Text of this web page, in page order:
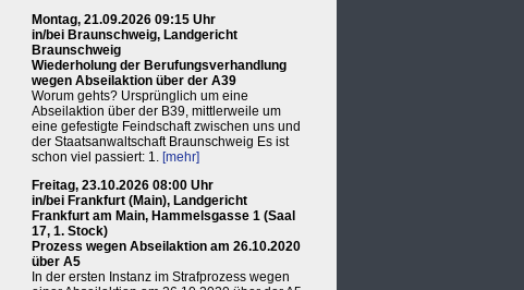
Montag, 21.09.2026 09:15 Uhr
in/bei Braunschweig, Landgericht
Braunschweig
Wiederholung der Berufungsverhandlung
wegen Abseilaktion über der A39
Worum gehts? Ursprünglich um eine
Abseilaktion über der B39, mittlerweile um
eine gefestigte Feindschaft zwischen uns und
der Staatsanwaltschaft Braunschweig Es ist
schon viel passiert: 1. [mehr]
Freitag, 23.10.2026 08:00 Uhr
in/bei Frankfurt (Main), Landgericht
Frankfurt am Main, Hammelsgasse 1 (Saal
17, 1. Stock)
Prozess wegen Abseilaktion am 26.10.2020
über A5
In der ersten Instanz im Strafprozess wegen